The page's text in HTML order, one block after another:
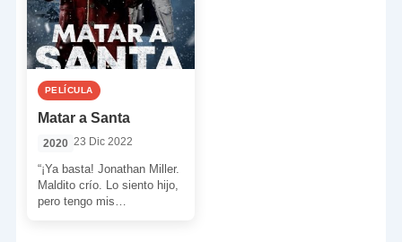
PELÍCULA
Matar a Santa
2020 23 Dic 2022
“¡Ya basta! Jonathan Miller.
Maldito crío. Lo siento hijo,
pero tengo mis